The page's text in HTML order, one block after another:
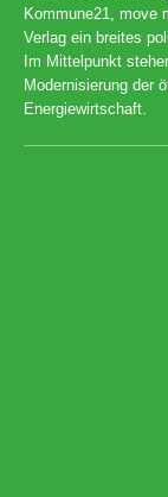
Kommune21, move
Verlag ein breites
Im Mittelpunkt
Modernisierung der
Energiewirtschaft.